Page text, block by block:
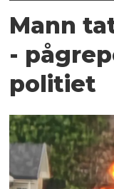
Mann
-
politiet